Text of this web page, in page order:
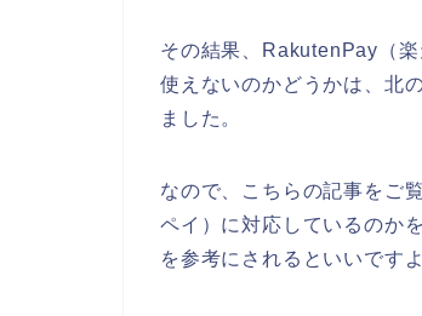
その結果、RakutenPay（
使えないのかどうかは、北
ました。
なので、こちらの記事をご
ペイ）に対応しているのか
を参考にされるといいですよ